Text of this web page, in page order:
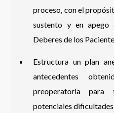
proceso, con el
sustento y en
Deberes de los
Estructura un plan
antecedentes
preoperatoria para
potenciales